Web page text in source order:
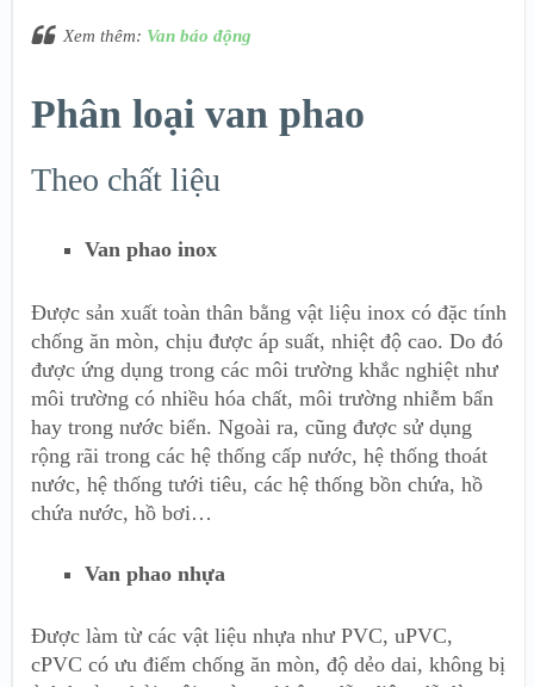
Xem thêm: Van báo động
Phân loại van phao
Theo chất liệu
Van phao inox
Được sản xuất toàn thân bằng vật liệu inox có đặc tính
chống ăn mòn, chịu được áp suất, nhiệt độ cao. Do đó
được ứng dụng trong các môi trường khắc nghiệt như
môi trường có nhiều hóa chất, môi trường nhiễm bẩn
hay trong nước biển. Ngoài ra, cũng được sử dụng
rộng rãi trong các hệ thống cấp nước, hệ thống thoát
nước, hệ thống tưới tiêu, các hệ thống bồn chứa, hồ
chứa nước, hồ bơi…
Van phao nhựa
Được làm từ các vật liệu nhựa như PVC, uPVC,
cPVC có ưu điểm chống ăn mòn, độ dẻo dai, không bị